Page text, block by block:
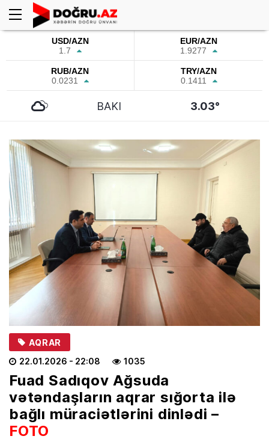
USD/AZN
1.7
EUR/AZN
1.9277
RUB/AZN
0.0231
TRY/AZN
0.1411
BAKI 3.03°
AQRAR
22.01.2026 - 22:08 1035
Fuad Sadıqov Ağsuda
vətəndaşların aqrar sığorta ilə
bağlı müraciətlərini dinlədi –
FOTO